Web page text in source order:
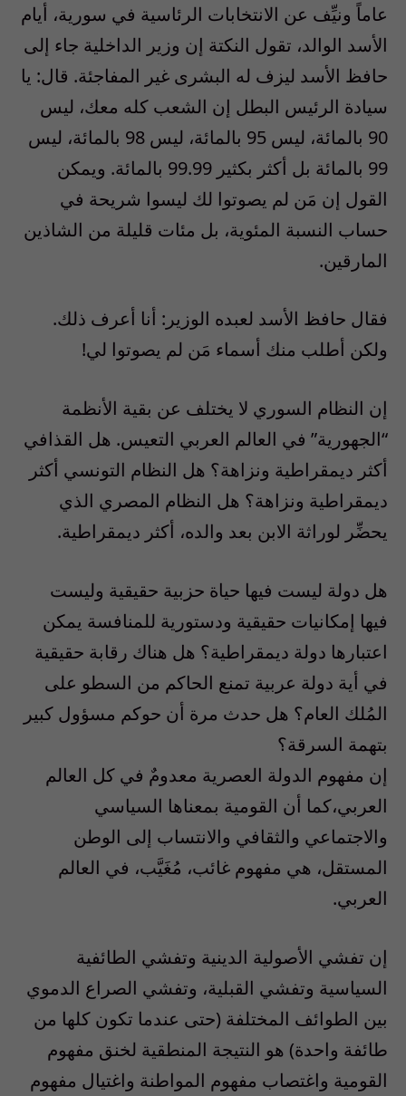
عاماً ونيِّف عن الانتخابات الرئاسية في سورية، أيام
الأسد الوالد، تقول النكتة إن وزير الداخلية جاء إلى
حافظ الأسد ليزف له البشرى غير المفاجئة. قال: يا
سيادة الرئيس البطل إن الشعب كله معك، ليس
90 بالمائة، ليس 95 بالمائة، ليس 98 بالمائة، ليس
99 بالمائة بل أكثر بكثير 99.99 بالمائة. ويمكن
القول إن مَن لم يصوتوا لك ليسوا شريحة في
حساب النسبة المئوية، بل مئات قليلة من الشاذين
المارقين.
فقال حافظ الأسد لعبده الوزير: أنا أعرف ذلك.
ولكن أطلب منك أسماء مَن لم يصوتوا لي!
إن النظام السوري لا يختلف عن بقية الأنظمة
“الجهورية” في العالم العربي التعيس. هل القذافي
أكثر ديمقراطية ونزاهة؟ هل النظام التونسي أكثر
ديمقراطية ونزاهة؟ هل النظام المصري الذي
يحضِّر لوراثة الابن بعد والده، أكثر ديمقراطية.
هل دولة ليست فيها حياة حزبية حقيقية وليست
فيها إمكانيات حقيقية ودستورية للمنافسة يمكن
اعتبارها دولة ديمقراطية؟ هل هناك رقابة حقيقية
في أية دولة عربية تمنع الحاكم من السطو على
المُلك العام؟ هل حدث مرة أن حوكم مسؤول كبير
بتهمة السرقة؟
إن مفهوم الدولة العصرية معدومٌ في كل العالم
العربي،كما أن القومية بمعناها السياسي
والاجتماعي والثقافي والانتساب إلى الوطن
المستقل، هي مفهوم غائب، مُغَيَّب، في العالم
العربي.
إن تفشي الأصولية الدينية وتفشي الطائفية
السياسية وتفشي القبلية، وتفشي الصراع الدموي
بين الطوائف المختلفة (حتى عندما تكون كلها من
طائفة واحدة) هو النتيجة المنطقية لخنق مفهوم
القومية واغتصاب مفهوم المواطنة واغتيال مفهوم